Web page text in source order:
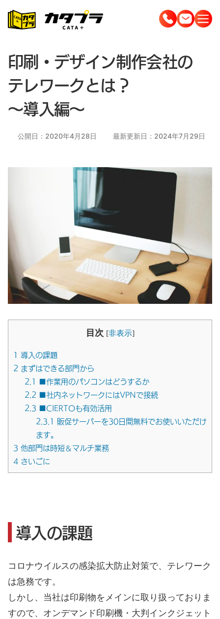
印刷・デザイン制作会社の
テレワークとは？
～導入編～
公開日：2020年4月28日 最新更新日：2024年7月29日
目次 [非表示]
1 導入の課題
2 まずはできる部門から
2.1 ■作業用のパソコンはどうするか
2.2 ■社内ネットワークにはVPNで接続
2.3 ■CIERTOも有効活用
2.3.1 販促サーバーを30日間無料でお使いいただけ
ます。
3 他部門は時短＆マルチ業務
4 さいごに
導入の課題
コロナウイルスの感染拡大防止対策で、テレワーク
は急務です。
しかし、当社は印刷物をメインに取り扱っておりま
すので、オンデマンド印刷機・大判インクジェット